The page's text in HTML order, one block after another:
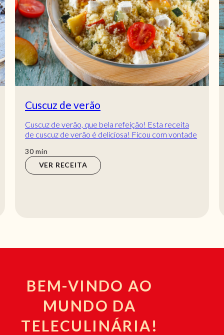
Cuscuz de verão
Cuscuz de verão, que bela refeição! Esta receita
de cuscuz de verão é deliciosa! Ficou com vontade
30min
min
VER RECEITA
BEM-VINDO AO
MUNDO DA
TELECULINÁRIA!